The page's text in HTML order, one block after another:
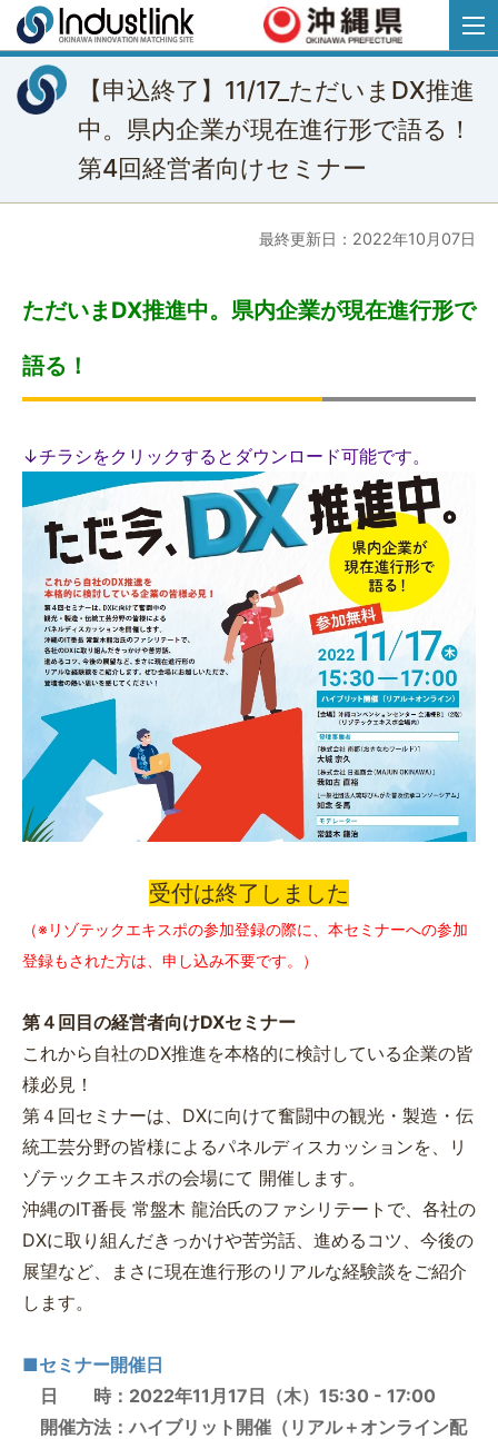
【申込終了】11/17_ただいまDX推進
中。県内企業が現在進行形で語る！
第4回経営者向けセミナー
最終更新日：2022年10月07日
ただいまDX推進中。県内企業が現在進行形で
語る！
↓チラシをクリックするとダウンロード可能です。
受付は終了しました
（※リゾテックエキスポの参加登録の際に、本セミナーへの参加
登録もされた方は、申し込み不要です。）
第４回目の経営者向けDXセミナー
これから自社のDX推進を本格的に検討している企業の皆
様必見！
第４回セミナーは、DXに向けて奮闘中の観光・製造・伝
統工芸分野の皆様によるパネルディスカッションを、リ
ゾテックエキスポの会場にて 開催します。
沖縄のIT番長 常盤木 龍治氏のファシリテートで、各社の
DXに取り組んだきっかけや苦労話、進めるコツ、今後の
展望など、まさに現在進行形のリアルな経験談をご紹介
します。
■セミナー開催日
日 時：2022年11月17日（木）15:30 - 17:00
開催方法：ハイブリット開催（リアル＋オンライン配